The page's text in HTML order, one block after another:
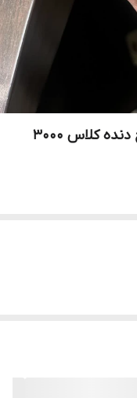
زانو استلنس استیل 90 درجه 1/2اینچ دنده کلاس 3000